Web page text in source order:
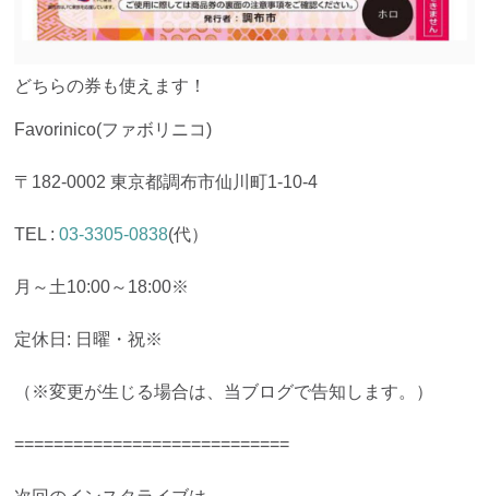
どちらの券も使えます！
Favorinico(ファボリニコ)
〒182-0002 東京都調布市仙川町1-10-4
TEL :03-3305-0838(代）
月～土10:00～18:00※
定休日: 日曜・祝※
（※変更が生じる場合は、当ブログで告知します。）
============================